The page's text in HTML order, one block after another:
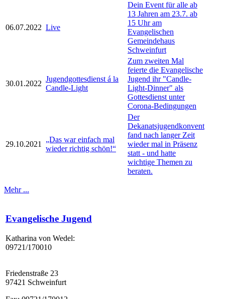
06.07.2022 Live
Dein Event für alle ab
13 Jahren am 23.7. ab
15 Uhr am
Evangelischen
Gemeindehaus
Schweinfurt
30.01.2022
Jugendgottesdienst á la
Candle-Light
Zum zweiten Mal
feierte die Evangelische
Jugend ihr "Candle-
Light-Dinner" als
Gottesdienst unter
Corona-Bedingungen
29.10.2021
„Das war einfach mal
wieder richtig schön!“
Der
Dekanatsjugendkonvent
fand nach langer Zeit
wieder mal in Präsenz
statt - und hatte
wichtige Themen zu
beraten.
Mehr ...
Evangelische Jugend
Katharina von Wedel:
09721/170010
Friedenstraße 23
97421 Schweinfurt